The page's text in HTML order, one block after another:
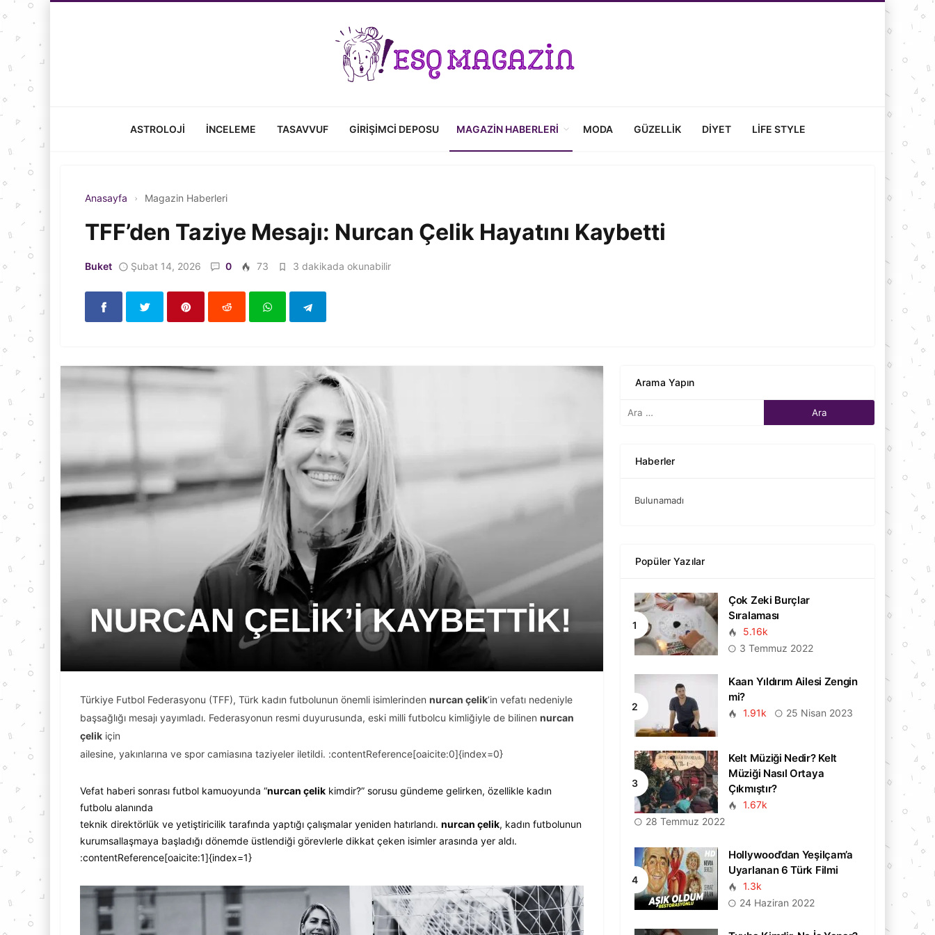
ASTROLOJI İNCELEME TASAVVUF GIRIŞIMCI DEPOSU MAGAZIN HABERLERI MODA GÜZELLIK DIYET LIFE STYLE
Anasayfa Magazin Haberleri
TFF’den Taziye Mesajı: Nurcan Çelik Hayatını Kaybetti
Buket Şubat 14, 2026 0 73 3 dakikada okunabilir
Türkiye Futbol Federasyonu (TFF), Türk kadın futbolunun önemli isimlerinden nurcan çelik’in vefatı nedeniyle
başsağlığı mesajı yayımladı. Federasyonun resmi duyurusunda, eski milli futbolcu kimliğiyle de bilinen nurcan
çelik için
ailesine, yakınlarına ve spor camiasına taziyeler iletildi. :contentReference[oaicite:0]{index=0}
Vefat haberi sonrası futbol kamuoyunda “nurcan çelik kimdir?” sorusu gündeme gelirken, özellikle kadın
futbolu alanında
teknik direktörlük ve yetiştiricilik tarafında yaptığı çalışmalar yeniden hatırlandı. nurcan çelik, kadın futbolunun
kurumsallaşmaya başladığı dönemde üstlendiği görevlerle dikkat çeken isimler arasında yer aldı.
:contentReference[oaicite:1]{index=1}
Arama Yapın
Haberler
Bulunamadı
Popüler Yazılar
Çok Zeki Burçlar
Sıralaması
5.16k
3 Temmuz 2022
Kaan Yıldırım Ailesi Zengin
mi?
1.91k 25 Nisan 2023
Kelt Müziği Nedir? Kelt
Müziği Nasıl Ortaya
Çıkmıştır?
1.67k
28 Temmuz 2022
Hollywood’dan Yeşilçam’a
Uyarlanan 6 Türk Filmi
1.3k
24 Haziran 2022